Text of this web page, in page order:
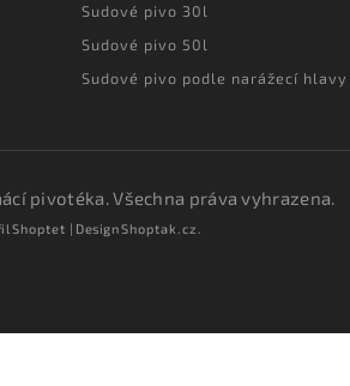
Sudové pivo 30l
Sudové pivo 50l
Sudové pivo podle narážecí hlavy
pivotéka. Všechna práva vyhrazena.
Shoptet | DesignShoptak.cz.